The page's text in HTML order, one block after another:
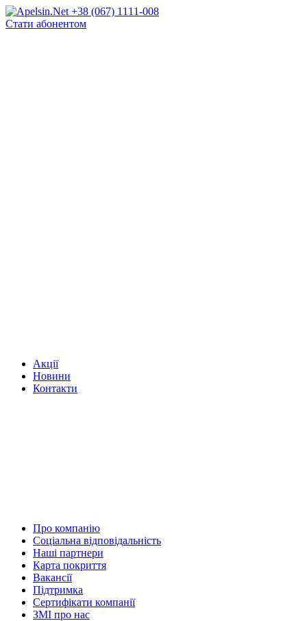
+38 (067) 1111-008
Стати абонентом
Акції
Новини
Контакти
Про компанію
Соціальна відповідальність
Наші партнери
Карта покриття
Вакансії
Підтримка
Сертифікати компанії
ЗМІ про нас